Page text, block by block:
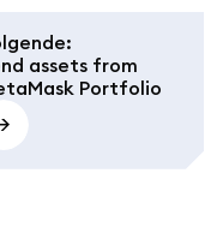
:
assets from
Portfolio